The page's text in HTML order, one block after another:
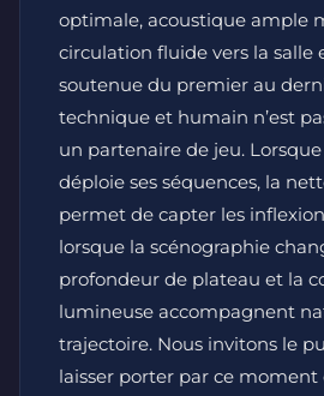
optimale, acoustique ample
circulation fluide vers la salle
soutenue du premier au
technique et humain n’est
un partenaire de jeu.
déploie ses séquences, la
permet de capter les
lorsque la scénographie
profondeur de plateau et la
lumineuse accompagnent
trajectoire. Nous invitons le
laisser porter par ce moment